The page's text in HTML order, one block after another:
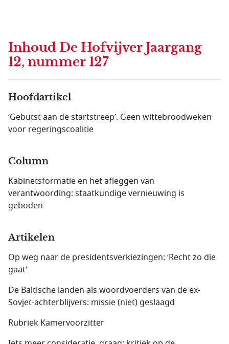
Inhoud De Hofvijver Jaargang
12, nummer 127
Hoofdartikel
‘Gebutst aan de startstreep’. Geen wittebroodweken
voor regeringscoalitie
Column
Kabinetsformatie en het afleggen van
verantwoording: staatkundige vernieuwing is
geboden
Artikelen
Op weg naar de presidents­verkiezingen: ‘Recht zo die
gaat’
De Baltische landen als woordvoerders van de ex-
Sovjet-achterblijvers: missie (niet) geslaagd
Rubriek Kamervoorzitter